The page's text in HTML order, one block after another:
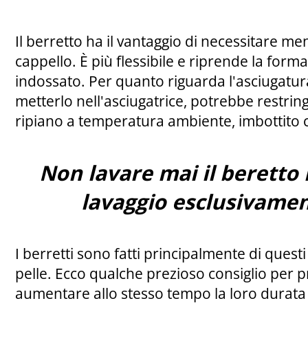
Il berretto ha il vantaggio di necessitare
cappello. È più flessibile e riprende la
indossato. Per quanto riguarda
metterlo nell'asciugatrice, potrebbe
ripiano a temperatura ambiente, imbottito
Non lavare mai il beretto
lavaggio
I berretti sono fatti principalmente di
pelle. Ecco qualche prezioso consiglio per
aumentare allo stesso tempo la loro